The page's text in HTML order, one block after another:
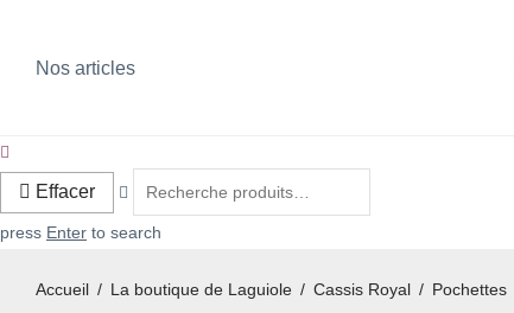
Nos articles
Effacer
press Enter to search
Accueil / La boutique de Laguiole / Cassis Royal / Pochettes